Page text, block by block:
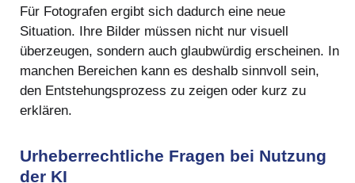
Für Fotografen ergibt sich dadurch eine neue
Situation. Ihre Bilder müssen nicht nur visuell
überzeugen, sondern auch glaubwürdig erscheinen. In
manchen Bereichen kann es deshalb sinnvoll sein,
den Entstehungsprozess zu zeigen oder kurz zu
erklären.
Urheberrechtliche Fragen bei Nutzung
der KI